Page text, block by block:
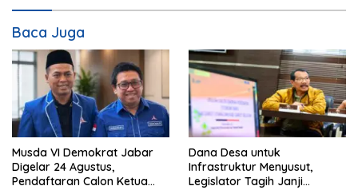
Baca Juga
Musda VI Demokrat Jabar
Digelar 24 Agustus,
Pendaftaran Calon Ketua
Dana Desa untuk
Infrastruktur Menyusut,
Legislator Tagih Janji